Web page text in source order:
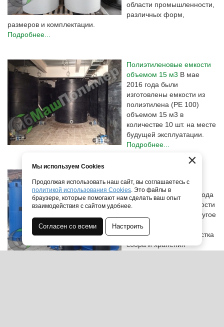
области промышленности,
различных форм,
размеров и комплектации.
Подробнее...
Полиэтиленовые емкости
объемом 15 м3 В мае
2016 года были
изготовлены емкости из
полиэтилена (PE 100)
объемом 15 м3 в
количестве 10 шт. на месте
будущей эксплуатации.
Подробнее...
хранения плавиковой
кислотыВ июле 2016 года
были изготовлены емкости
в количестве 4 шт. и другое
сопутствующее
оборудование для участка
сбора и хранения
×
Мы используем Cookies
Продолжая использовать наш сайт, вы соглашаетесь с
политикой использования Cookies. Это файлы в
браузере, которые помогают нам сделать ваш опыт
взаимодействия с сайтом удобнее.
Согласен со всеми Настроить